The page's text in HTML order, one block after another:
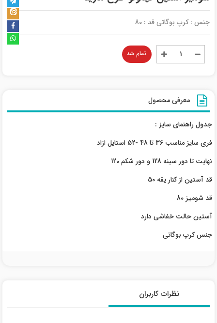
جنس : کرپ بوگاتی قد : 80
تمام شد
معرفی محصول
جدول راهنمای سایز :
فری سایز مناسب 36 تا 48 -52 استایل ازاد
نهایت تا دور سینه 128 و دور شکم 120
قد آستین از کنار یقه 50
قد شومیز 80
آستین حالت خفاشی دارد
جنس کرپ بوگاتی
نظرات کاربران